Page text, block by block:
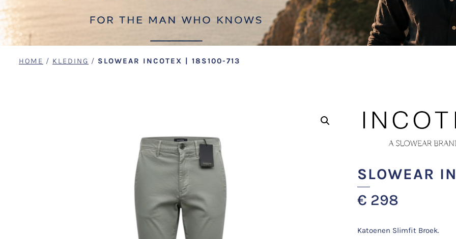
HOME / KLEDING / SLOWEAR INCOTEX | 18S100-713
SLOWEAR
€ 298
Katoenen Slimfit Broek.